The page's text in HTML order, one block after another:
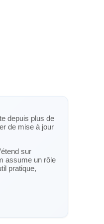
depuis plus de
de mise à jour
sur
assume un rôle
pratique,